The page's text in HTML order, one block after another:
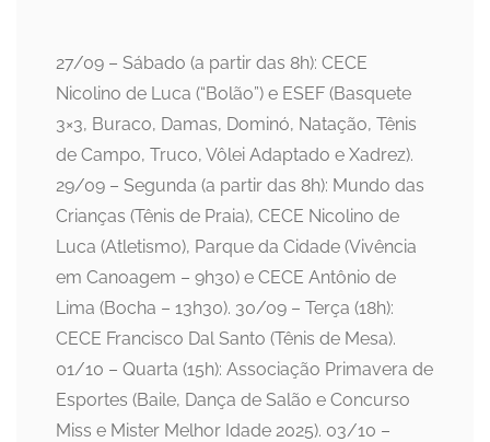
27/09 – Sábado (a partir das 8h): CECE
Nicolino de Luca (“Bolão”) e ESEF (Basquete
3×3, Buraco, Damas, Dominó, Natação, Tênis
de Campo, Truco, Vôlei Adaptado e Xadrez).
29/09 – Segunda (a partir das 8h): Mundo das
Crianças (Tênis de Praia), CECE Nicolino de
Luca (Atletismo), Parque da Cidade (Vivência
em Canoagem – 9h30) e CECE Antônio de
Lima (Bocha – 13h30). 30/09 – Terça (18h):
CECE Francisco Dal Santo (Tênis de Mesa).
01/10 – Quarta (15h): Associação Primavera de
Esportes (Baile, Dança de Salão e Concurso
Miss e Mister Melhor Idade 2025). 03/10 –